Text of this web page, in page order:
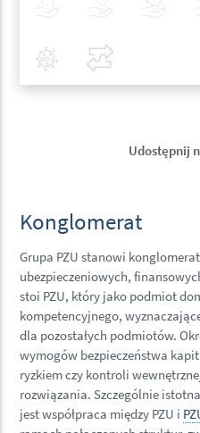
Udostępnij
Zdrowie
Covid-19
Konglomerat
Grupa PZU stanowi konglomerat
ubezpieczeniowych,
stoi PZU, który jako podmiot
kompetencyjnego,
dla pozostałych podmiotów.
wymogów bezpieczeństwa
ryzkiem czy kontroli
rozwiązania. Szczególnie
jest współpraca między PZU i